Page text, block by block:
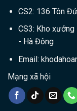
CS2: 136 Tôn
CS3: Kho
- Hà Đông
Email:
Mạng xã hội